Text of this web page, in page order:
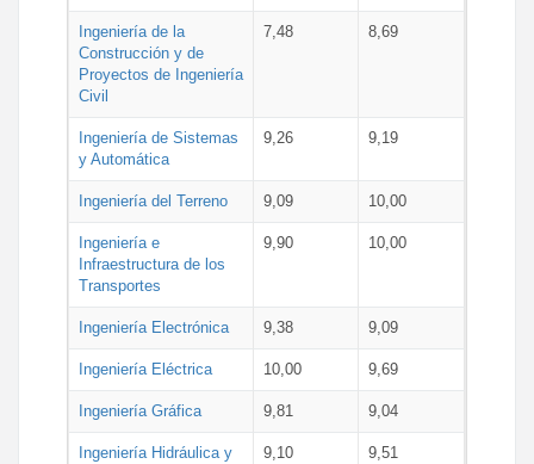
Ingeniería de la
Construcción y de
Proyectos de Ingeniería
Civil
7,48 8,69
Ingeniería de Sistemas
y Automática
9,26 9,19
Ingeniería del Terreno 9,09 10,00
Ingeniería e
Infraestructura de los
Transportes
9,90 10,00
Ingeniería Electrónica 9,38 9,09
Ingeniería Eléctrica 10,00 9,69
Ingeniería Gráfica 9,81 9,04
Ingeniería Hidráulica y
9,10 9,51